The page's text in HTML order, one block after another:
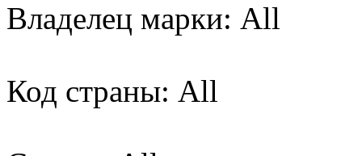
Владелец марки: All
Код страны: All